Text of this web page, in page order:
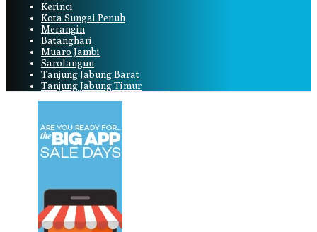
Kerinci
Kota Sungai Penuh
Merangin
Batanghari
Muaro Jambi
Sarolangun
Tanjung Jabung Barat
Tanjung Jabung Timur